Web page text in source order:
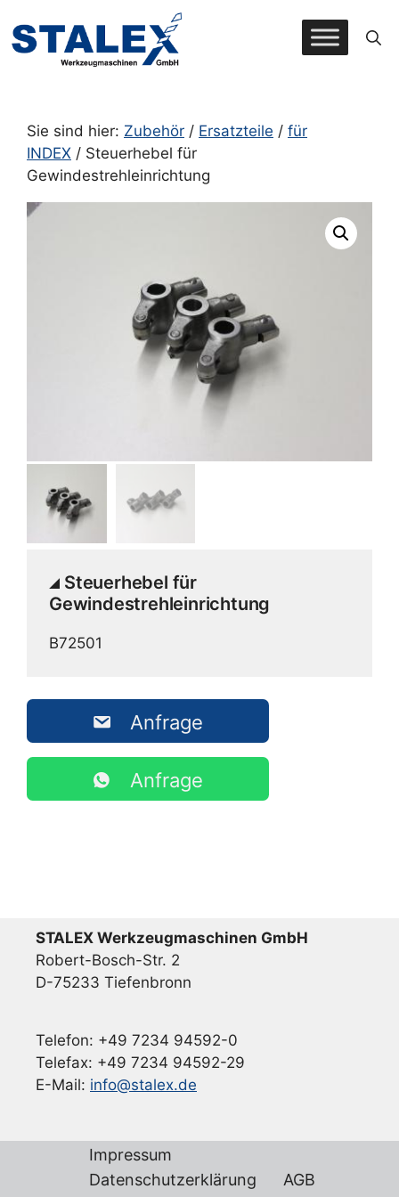
Inhalt
springen
Sie sind hier: Zubehör / Ersatzteile / für
INDEX / Steuerhebel für
Gewindestrehleinrichtung
Steuerhebel für
Gewindestrehleinrichtung
B72501
Anfrage
Anfrage
STALEX Werkzeugmaschinen GmbH
Robert-Bosch-Str. 2
D-75233 Tiefenbronn
Telefon: +49 7234 94592-0
Telefax: +49 7234 94592-29
E-Mail: info@stalex.de
Impressum
Datenschutzerklärung
AGB